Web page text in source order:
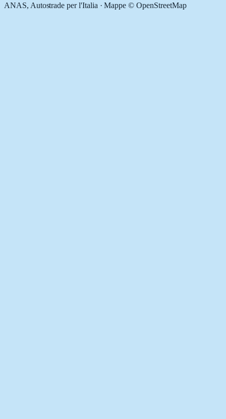
ANAS, Autostrade per l'Italia · Mappe © OpenStreetMap